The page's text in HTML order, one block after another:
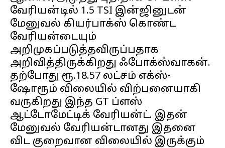
வேரியன்டில் 1.5 TSI இன்ஜினுடன்
மேனுவல் கியர்பாக்ஸ் கொண்ட
வேரியன்டையும்
அறிமுகப்படுத்தவிருப்பதாக
அறிவித்திருக்கிறது ஃபோக்ஸ்வாகன்.
தற்போது ரூ.18.57 லட்சம் எக்ஸ்-
ஷோரூம் விலையில் விற்பனையாகி
வருகிறது இந்த GT ப்ளஸ்
ஆட்டோமேட்டிக் வேரியன்ட். இதன்
மேனுவல் வேரியன்டானது இதனை
விட குறைவான விலையில் இருக்கும்